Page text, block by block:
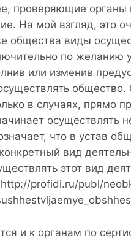
проверяющие органы
На мой взгляд, это
общества виды
по желанию
или изменив
общество.
в случаях, прямо
осуществлять
что в устав
вид
этот вид
profidi.ru/publ/
и к органам по